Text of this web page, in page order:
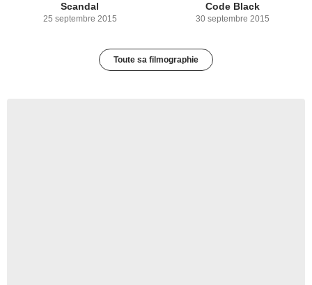
Scandal
25 septembre 2015
Code Black
30 septembre 2015
Toute sa filmographie